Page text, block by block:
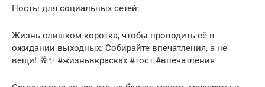
Посты для социальных сетей:
Жизнь слишком коротка, чтобы проводить её в
ожидании выходных. Собирайте впечатления, а не
вещи! 🥂✨ #жизньвкрасках #тост #впечатления